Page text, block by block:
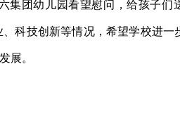
集团幼儿园看望慰问，给孩子们
科技创新等情况，希望学校进一
展。